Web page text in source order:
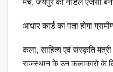
आधार कार्ड का पता होगा
कला, साहित्य एवं संस्कृति
राजस्थान के उन कलाकारों के